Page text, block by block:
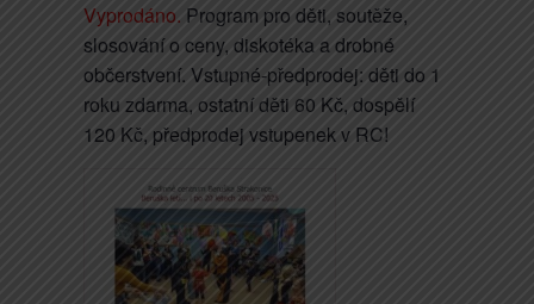
Vyprodáno. Program pro děti, soutěže,
slosování o ceny, diskotéka a drobné
občerstvení. Vstupné-předprodej: děti do 1
roku zdarma, ostatní děti 60 Kč, dospělí
120 Kč, předprodej vstupenek v RC!